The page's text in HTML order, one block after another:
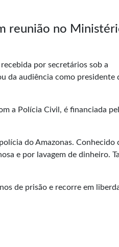
reunião no
por secretários sob a
da audiência como presidente
a Polícia Civil, é financiada
do Amazonas. Conhecido
e por lavagem de dinheiro.
de prisão e recorre em